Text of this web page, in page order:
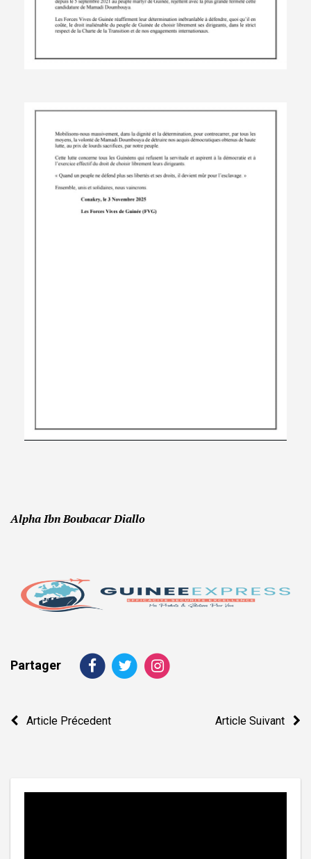
Alpha Ibn Boubacar Diallo
Partager
Navigation
Article Précedent Article Suivant